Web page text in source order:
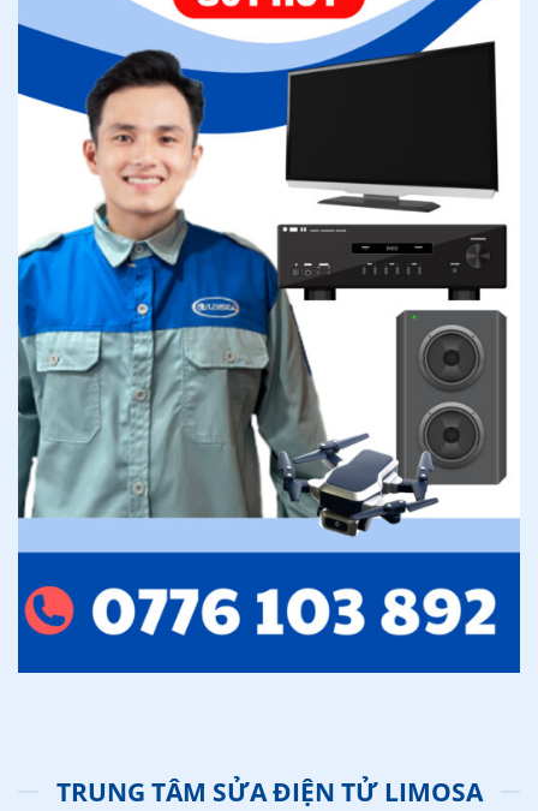
TRUNG TÂM SỬA ĐIỆN TỬ LIMOSA